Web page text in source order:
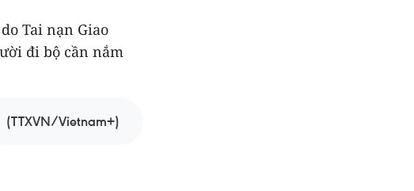
Tai nạn Giao
đi bộ cần nắm
(TTXVN/Vietnam+)